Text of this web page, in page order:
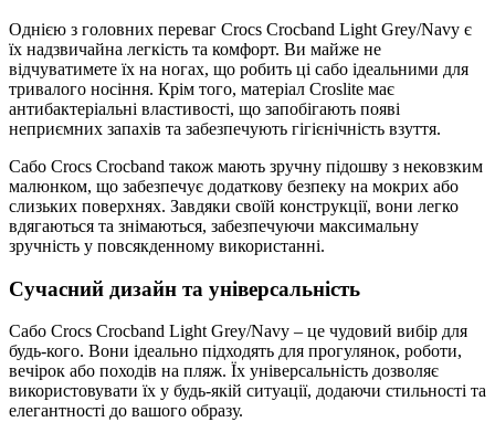
Однією з головних переваг Crocs Crocband Light Grey/Navy є
їх надзвичайна легкість та комфорт. Ви майже не
відчуватимете їх на ногах, що робить ці сабо ідеальними для
тривалого носіння. Крім того, матеріал Croslite має
антибактеріальні властивості, що запобігають появі
неприємних запахів та забезпечують гігієнічність взуття.
Сабо Crocs Crocband також мають зручну підошву з нековзким
малюнком, що забезпечує додаткову безпеку на мокрих або
слизьких поверхнях. Завдяки своїй конструкції, вони легко
вдягаються та знімаються, забезпечуючи максимальну
зручність у повсякденному використанні.
Сучасний дизайн та універсальність
Сабо Crocs Crocband Light Grey/Navy – це чудовий вибір для
будь-кого. Вони ідеально підходять для прогулянок, роботи,
вечірок або походів на пляж. Їх універсальність дозволяє
використовувати їх у будь-якій ситуації, додаючи стильності та
елегантності до вашого образу.